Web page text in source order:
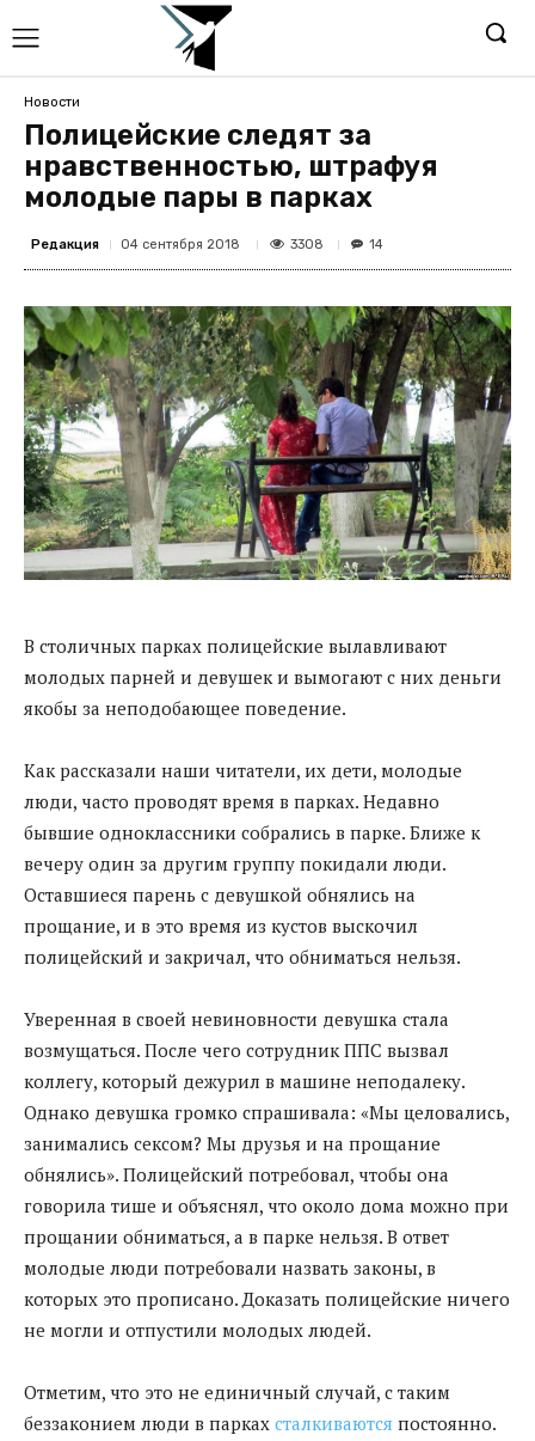
Новости
Полицейские следят за
нравственностью, штрафуя
молодые пары в парках
Редакция 04 сентября 2018 3308 14
В столичных парках полицейские вылавливают
молодых парней и девушек и вымогают с них деньги
якобы за неподобающее поведение.
Как рассказали наши читатели, их дети, молодые
люди, часто проводят время в парках. Недавно
бывшие одноклассники собрались в парке. Ближе к
вечеру один за другим группу покидали люди.
Оставшиеся парень с девушкой обнялись на
прощание, и в это время из кустов выскочил
полицейский и закричал, что обниматься нельзя.
Уверенная в своей невиновности девушка стала
возмущаться. После чего сотрудник ППС вызвал
коллегу, который дежурил в машине неподалеку.
Однако девушка громко спрашивала: «Мы целовались,
занимались сексом? Мы друзья и на прощание
обнялись». Полицейский потребовал, чтобы она
говорила тише и объяснял, что около дома можно при
прощании обниматься, а в парке нельзя. В ответ
молодые люди потребовали назвать законы, в
которых это прописано. Доказать полицейские ничего
не могли и отпустили молодых людей.
Отметим, что это не единичный случай, с таким
беззаконием люди в парках сталкиваются постоянно.